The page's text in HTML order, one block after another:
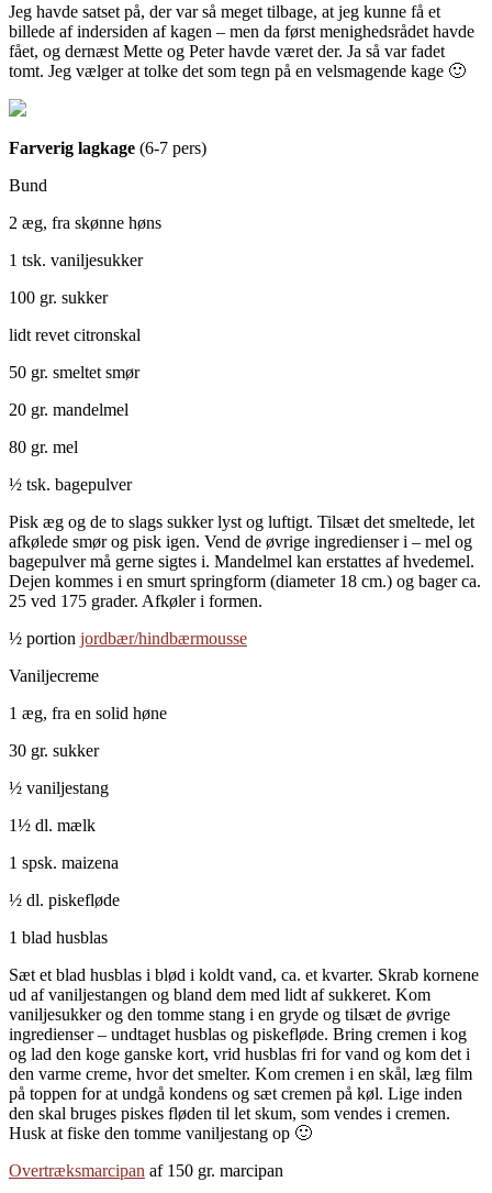
Jeg havde satset på, der var så meget tilbage, at jeg kunne få et
billede af indersiden af kagen – men da først menighedsrådet havde
fået, og dernæst Mette og Peter havde været der. Ja så var fadet
tomt. Jeg vælger at tolke det som tegn på en velsmagende kage 🙂
Farverig lagkage (6-7 pers)
Bund
2 æg, fra skønne høns
1 tsk. vaniljesukker
100 gr. sukker
lidt revet citronskal
50 gr. smeltet smør
20 gr. mandelmel
80 gr. mel
½ tsk. bagepulver
Pisk æg og de to slags sukker lyst og luftigt. Tilsæt det smeltede, let
afkølede smør og pisk igen. Vend de øvrige ingredienser i – mel og
bagepulver må gerne sigtes i. Mandelmel kan erstattes af hvedemel.
Dejen kommes i en smurt springform (diameter 18 cm.) og bager ca.
25 ved 175 grader. Afkøler i formen.
½ portion jordbær/hindbærmousse
Vaniljecreme
1 æg, fra en solid høne
30 gr. sukker
½ vaniljestang
1½ dl. mælk
1 spsk. maizena
½ dl. piskefløde
1 blad husblas
Sæt et blad husblas i blød i koldt vand, ca. et kvarter. Skrab kornene
ud af vaniljestangen og bland dem med lidt af sukkeret. Kom
vaniljesukker og den tomme stang i en gryde og tilsæt de øvrige
ingredienser – undtaget husblas og piskefløde. Bring cremen i kog
og lad den koge ganske kort, vrid husblas fri for vand og kom det i
den varme creme, hvor det smelter. Kom cremen i en skål, læg film
på toppen for at undgå kondens og sæt cremen på køl. Lige inden
den skal bruges piskes fløden til let skum, som vendes i cremen.
Husk at fiske den tomme vaniljestang op 🙂
Overtræksmarcipan af 150 gr. marcipan